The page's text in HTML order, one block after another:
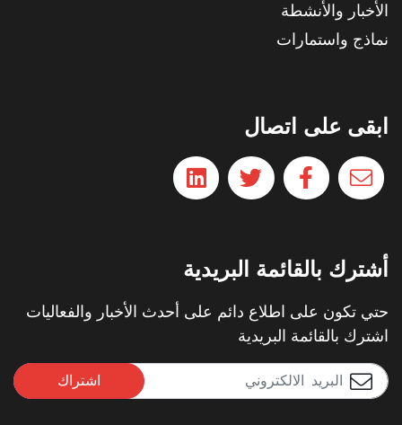
الأخبار والأنشطة
نماذج واستمارات
ابقى على اتصال
أشترك بالقائمة البريدية
حتي تكون على اطلاع دائم على أحدث الأخبار والفعاليات
اشترك بالقائمة البريدية
اشتراك